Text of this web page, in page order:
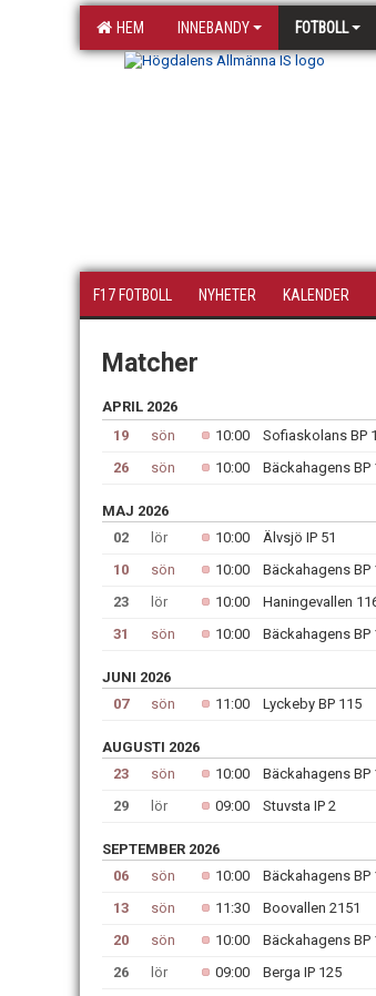
HEM INNEBANDY FOTBOLL
F17 FOTBOLL NYHETER KALENDER
Matcher
APRIL 2026
19
sön 10:00 Sofiaskolans BP
26
sön 10:00 Bäckahagens BP
MAJ 2026
02
lör 10:00 Älvsjö IP 51
10
sön 10:00 Bäckahagens BP
23
lör 10:00 Haningevallen
31
sön 10:00 Bäckahagens BP
JUNI 2026
07
sön 11:00 Lyckeby BP 115
AUGUSTI 2026
23
sön 10:00 Bäckahagens BP
29
lör 09:00 Stuvsta IP 2
SEPTEMBER 2026
06
sön 10:00 Bäckahagens BP
13
sön 11:30 Boovallen 2151
20
sön 10:00 Bäckahagens BP
26
lör 09:00 Berga IP 125